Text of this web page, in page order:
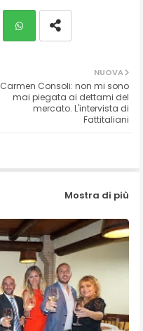
ats
NUOVA
Carmen Consoli: non mi sono
mai piegata ai dettami del
mercato. L'intervista di
Fattitaliani
Mostra di più